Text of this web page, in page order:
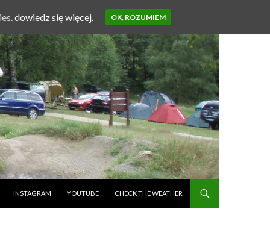
INSTAGRAM YOUTUBE CHECK THE WEATHER
dowiedz się więcej. OK, ROZUMIEM